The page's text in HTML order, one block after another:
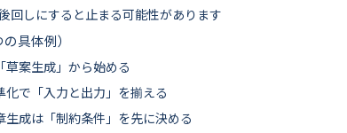
回しにすると止まる可能性があります
具体例）
案生成」から始める
で「入力と出力」を揃える
成は「制約条件」を先に決める